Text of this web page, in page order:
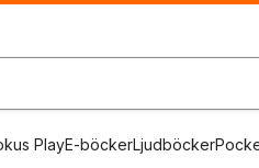
PlayE-böckerLjudböcker